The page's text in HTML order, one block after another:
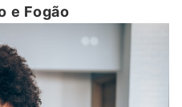
e Fogão